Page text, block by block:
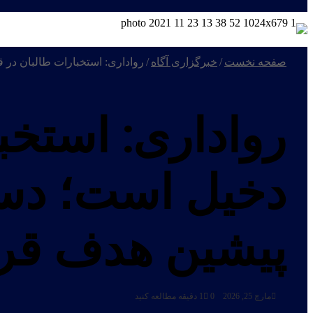
skin
صفحه نخست / خبرگزاری آگاه / رواداری: استخبارات طالبان در قتل‌های مرموز
رواداری:
پیشین هدف
مارچ 25, 2026 0 1 دقیقه مطالعه کنید